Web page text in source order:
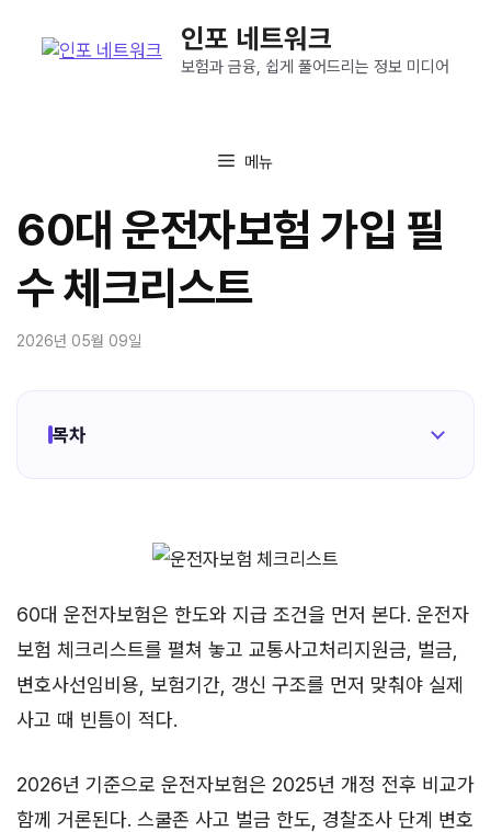
인포 네트워크
보험과 금융, 쉽게 풀어드리는 정보 미디어
메뉴
60대 운전자보험 가입 필
수 체크리스트
2026년 05월 09일
목차
60대 운전자보험은 한도와 지급 조건을 먼저 본다. 운전자
보험 체크리스트를 펼쳐 놓고 교통사고처리지원금, 벌금,
변호사선임비용, 보험기간, 갱신 구조를 먼저 맞춰야 실제
사고 때 빈틈이 적다.
2026년 기준으로 운전자보험은 2025년 개정 전후 비교가
함께 거론된다. 스쿨존 사고 벌금 한도, 경찰조사 단계 변호